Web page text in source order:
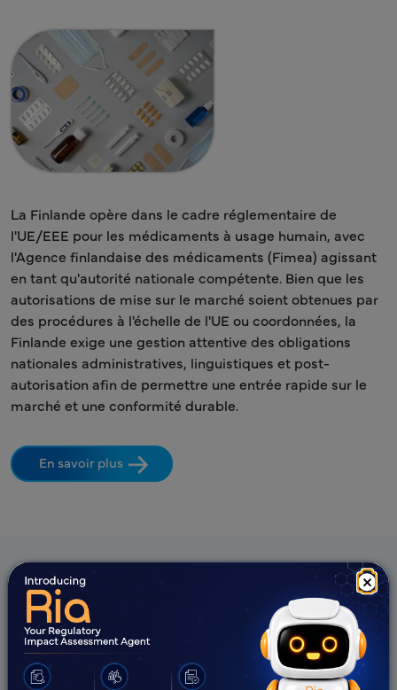
×
La Finlande opère dans le cadre réglementaire de
l'UE/EEE pour les médicaments à usage humain, avec
l'Agence finlandaise des médicaments (Fimea) agissant
en tant qu'autorité nationale compétente. Bien que les
autorisations de mise sur le marché soient obtenues par
des procédures à l'échelle de l'UE ou coordonnées, la
Finlande exige une gestion attentive des obligations
nationales administratives, linguistiques et post-
autorisation afin de permettre une entrée rapide sur le
marché et une conformité durable.
En savoir plus
Les offres de Freyr
Conseil réglementaire stratégique
Développement commercial stratégique axé sur le